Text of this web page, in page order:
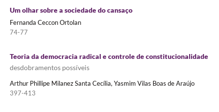
Um olhar sobre a sociedade do cansaço
Fernanda Ceccon Ortolan
74-77
Teoria da democracia radical e controle de constitucionalidade
desdobramentos possíveis
Arthur Phillipe Milanez Santa Cecília, Yasmim Vilas Boas de Araújo
397-413